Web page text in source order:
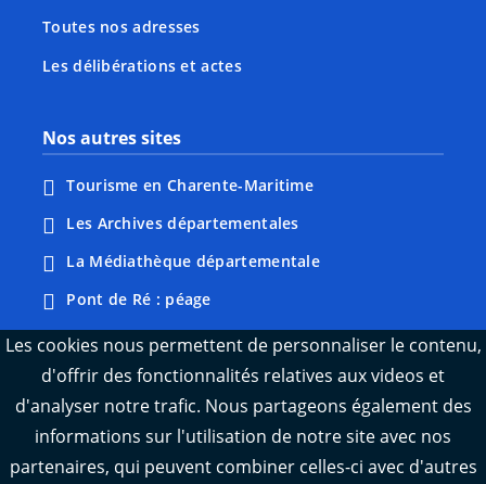
Toutes nos adresses
Les délibérations et actes
Nos autres sites
Tourisme en Charente-Maritime
Les Archives départementales
La Médiathèque départementale
Pont de Ré : péage
Webcams : Ré info trafic
Webcams : Oléron info trafic
Manger 17
Les cookies nous permettent de personnaliser le contenu,
d'offrir des fonctionnalités relatives aux videos et
d'analyser notre trafic. Nous partageons également des
informations sur l'utilisation de notre site avec nos
partenaires, qui peuvent combiner celles-ci avec d'autres